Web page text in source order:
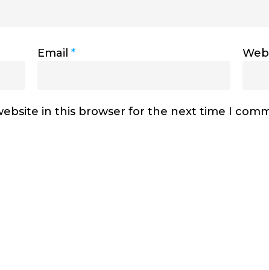
Email *
in this browser for the next time I